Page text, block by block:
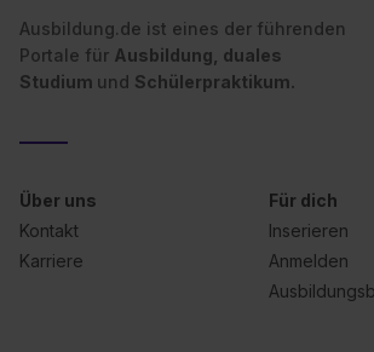
Ausbildung.de ist eines der führenden
Portale für Ausbildung, duales
Studium und Schülerpraktikum.
Über uns
Kontakt
Karriere
Für dich
Inserieren
Anmelden